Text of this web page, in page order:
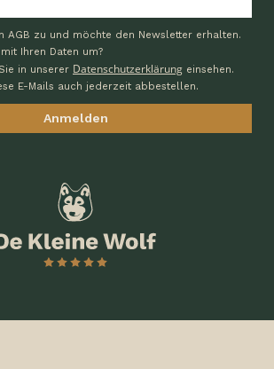
AGB zu und möchte den Newsletter erhalten.
Ihren Daten um?
in unserer Datenschutzerklärung einsehen.
E-Mails auch jederzeit abbestellen.